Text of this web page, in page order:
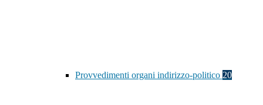
Provvedimenti organi indirizzo-politico 20